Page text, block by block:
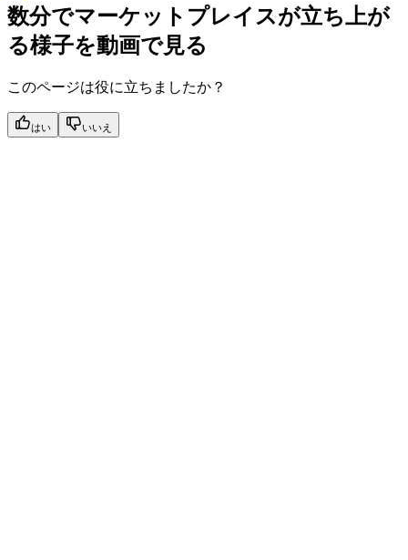
数分でマーケットプレイスが立ち上が
る様子を動画で見る
このページは役に立ちましたか？
はい いいえ